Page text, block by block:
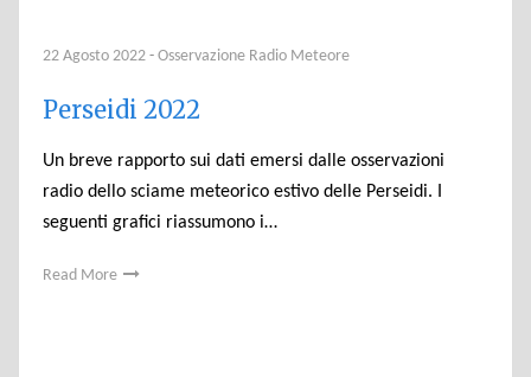
22 Agosto 2022 - Osservazione Radio Meteore
Perseidi 2022
Un breve rapporto sui dati emersi dalle osservazioni
radio dello sciame meteorico estivo delle Perseidi. I
seguenti grafici riassumono i…
Read More